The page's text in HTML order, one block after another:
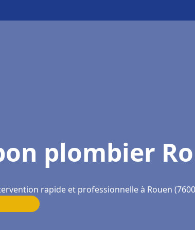
plombier
rapide et professionnelle à Rouen